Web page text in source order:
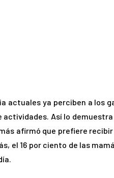
actuales ya perciben a los
actividades. Así lo
afirmó que prefiere
el 16 por ciento de las